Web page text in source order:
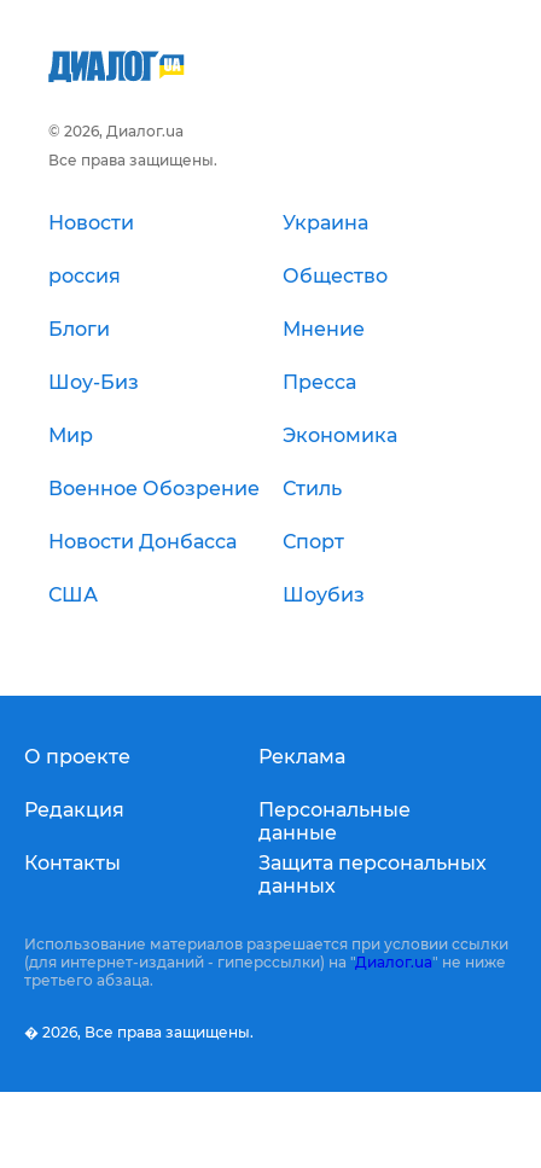
© 2026, Диалог.ua
Все права защищены.
Новости Украина
россия Общество
Блоги Мнение
Шоу-Биз Пресса
Мир Экономика
Военное Обозрение Стиль
Новости Донбасса Спорт
США Шоубиз
О проекте
Редакция
Контакты
Реклама
Персональные
данные
Защита персональных
данных
Использование материалов разрешается при условии ссылки
(для интернет-изданий - гиперссылки) на "Диалог.ua" не ниже
третьего абзаца.
� 2026, Все права защищены.